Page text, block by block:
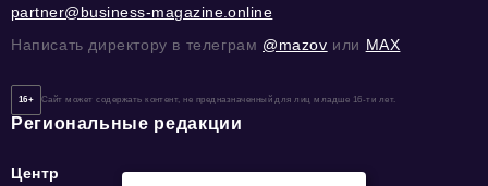
partner@business-magazine.online
Написать директору в телеграм @mazov или MAX
16+ Сайт может содержать контент, не предназначенный для лиц младше 16-ти лет.
Региональные редакции
Центр